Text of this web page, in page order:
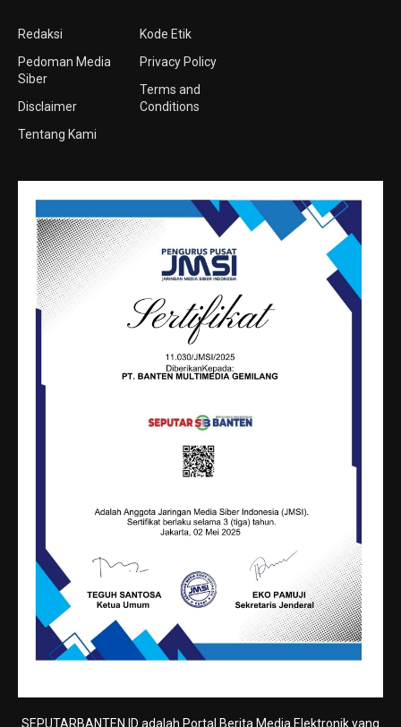
Redaksi
Pedoman Media
Siber
Disclaimer
Tentang Kami
Kode Etik
Privacy Policy
Terms and
Conditions
SEPUTARBANTEN.ID adalah Portal Berita Media Elektronik yang